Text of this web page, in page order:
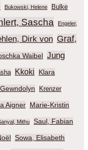
Bukowski, Helene Bulke
Sascha Engeler,
Dirk von Graf,
Waibel Jung
Kkoki Klara
Krenzer
Aigner Marie-Kristin
Mithu Saul, Fabian
Sowa, Elisabeth